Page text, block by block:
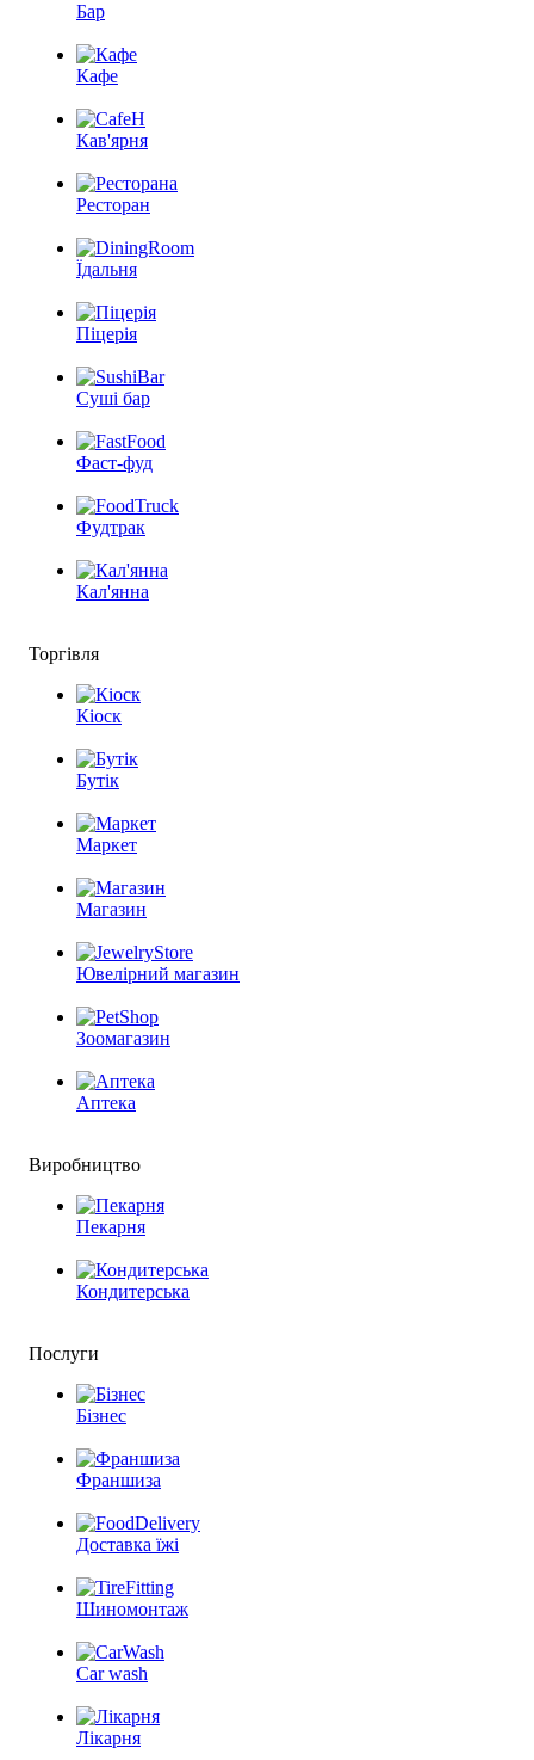
Бар
Кафе
Кав'ярня
Ресторан
Їдальня
Піцерія
Суші бар
Фаст-фуд
Фудтрак
Кал'янна
Торгівля
Кіоск
Бутік
Маркет
Магазин
Ювелірний магазин
Зоомагазин
Аптека
Виробництво
Пекарня
Кондитерська
Послуги
Бізнес
Франшиза
Доставка їжі
Шиномонтаж
Car wash
Лікарня